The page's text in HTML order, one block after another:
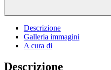
Descrizione
Galleria immagini
A cura di
Descrizione